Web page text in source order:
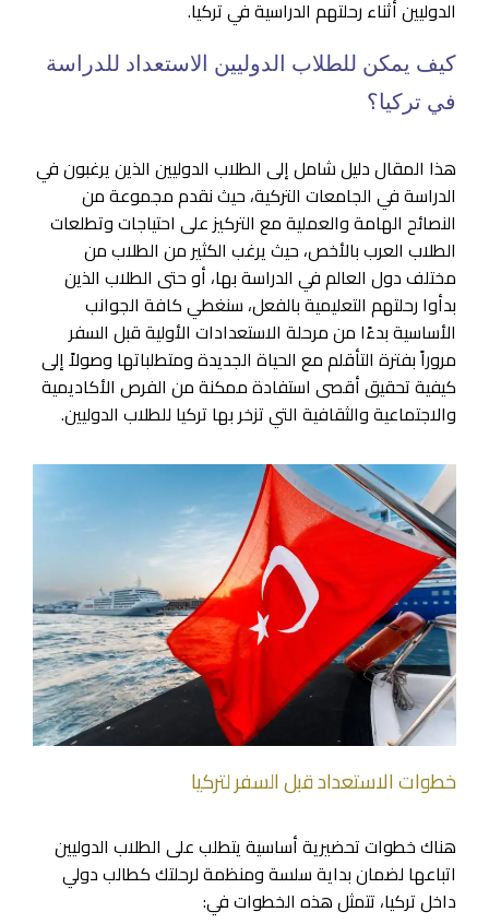
الدوليين أثناء رحلتهم الدراسية في تركيا.
كيف يمكن للطلاب الدوليين الاستعداد للدراسة
في تركيا؟
هذا المقال دليل شامل إلى الطلاب الدوليين الذين يرغبون في
الدراسة في الجامعات التركية، حيث نقدم مجموعة من
النصائح الهامة والعملية مع التركيز على احتياجات وتطلعات
الطلاب العرب بالأخص، حيث يرغب الكثير من الطلاب من
مختلف دول العالم في الدراسة بها، أو حتى الطلاب الذين
بدأوا رحلتهم التعليمية بالفعل، سنغطي كافة الجوانب
الأساسية بدءًا من مرحلة الاستعدادات الأولية قبل السفر
مروراً بفترة التأقلم مع الحياة الجديدة ومتطلباتها وصولاً إلى
كيفية تحقيق أقصى استفادة ممكنة من الفرص الأكاديمية
والاجتماعية والثقافية التي تزخر بها تركيا للطلاب الدوليين.
خطوات الاستعداد قبل السفر لتركيا
هناك خطوات تحضيرية أساسية يتطلب على الطلاب الدوليين
اتباعها لضمان بداية سلسة ومنظمة لرحلتك كطالب دولي
داخل تركيا، تتمثل هذه الخطوات في: